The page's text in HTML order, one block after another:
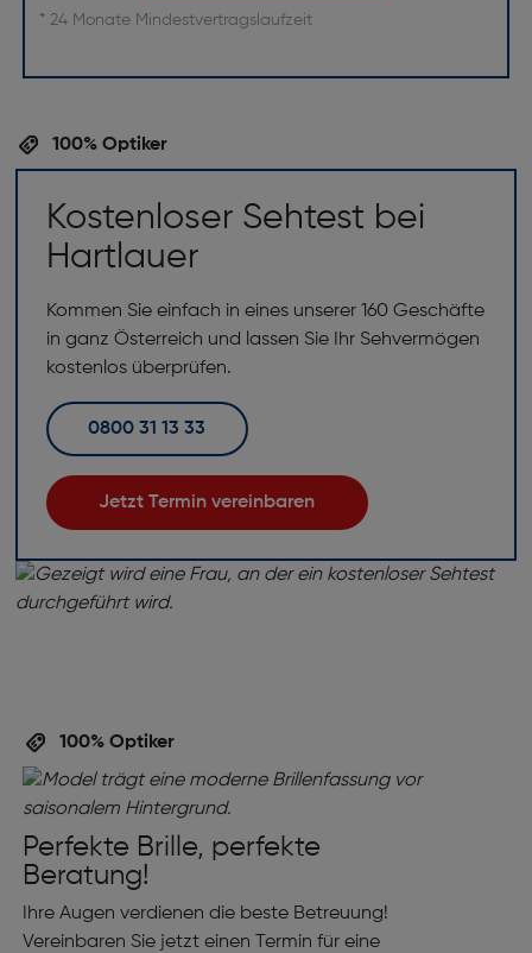
* 24 Monate Mindestvertragslaufzeit
100% Optiker
Kostenloser Sehtest bei
Hartlauer
Kommen Sie einfach in eines unserer 160 Geschäfte
in ganz Österreich und lassen Sie Ihr Sehvermögen
kostenlos überprüfen.
0800 31 13 33
Jetzt Termin vereinbaren
100% Optiker
Perfekte Brille, perfekte
Beratung!
Ihre Augen verdienen die beste Betreuung!
Vereinbaren Sie jetzt einen Termin für eine